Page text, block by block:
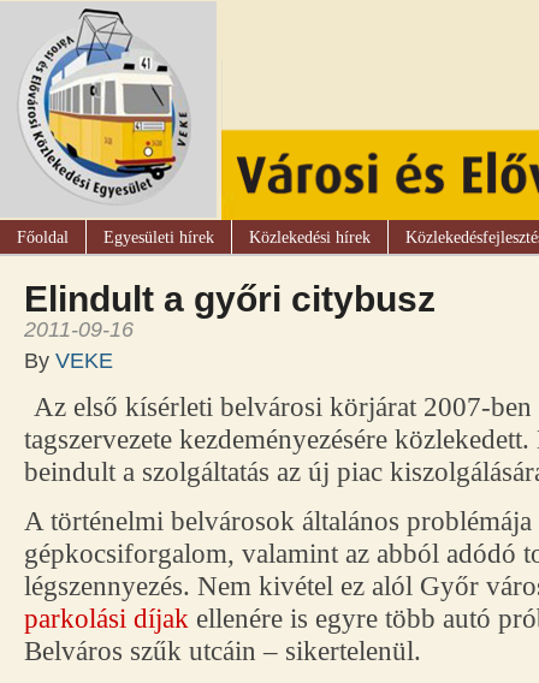
Főoldal Egyesületi hírek Közlekedési hírek
Elindult a győri citybusz
2011-09-16
By VEKE
Az első kísérleti belvárosi körjárat 2007-
tagszervezete kezdeményezésére
beindult a szolgáltatás az új piac
A történelmi belvárosok általános
gépkocsiforgalom, valamint az abból adódó
légszennyezés. Nem kivétel ez alól Győr
parkolási díjak ellenére is egyre több autó
Belváros szűk utcáin – sikertelenül.